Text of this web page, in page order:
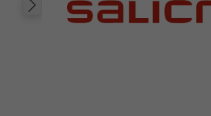
Następny